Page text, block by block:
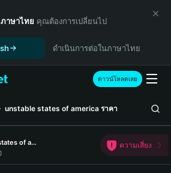
ภาษาไทย คุณต้องการเปลี่ยนไป
ดำเนินการต่อในภาษาไทย
ดาวน์โหลดเลย
unstable states of america ราคา
unstable states of america
ความเสี่ยง